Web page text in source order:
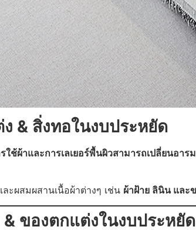
& สิ่งทอในงบประหยัด
ใช้ผ้าและการเลเยอร์พื้นผิวสามารถเปลี่ยนอา
ะผสมผสานเนื้อผ้าต่างๆ เช่น ผ้าฝ้าย ลินิน และ
ของตกแต่งในงบประหยัด